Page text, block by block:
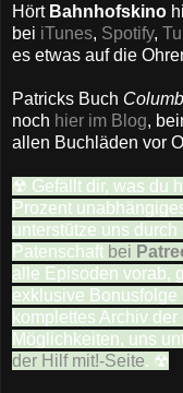
Hört Bahnhofskino
bei iTunes, Spotify,
es etwas auf die
Patricks Buch
noch hier im Blog,
allen Buchläden vor
☢ Gefällt dir, was du
Prozent
unterstütze uns durch
Patenschaft bei
alle Episoden vorab,
exklusive Bonusfolge
komplettes Archiv
Möglichkeiten, uns
der Hilf mit!-Seite. ☢